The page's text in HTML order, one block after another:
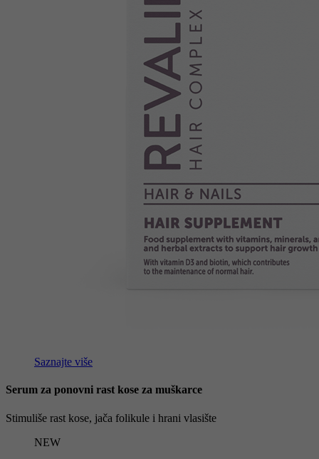
Saznajte više
Serum za ponovni rast kose za muškarce
Stimuliše rast kose, jača folikule i hrani vlasište
NEW